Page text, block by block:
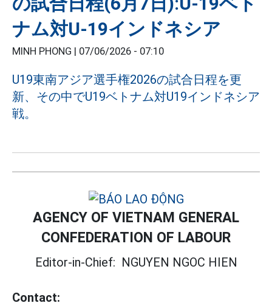
ナム対U-19インドネシア
MINH PHONG | 07/06/2026 - 07:10
U19東南アジア選手権2026の試合日程を更
新、その中でU19ベトナム対U19インドネシア
戦。
AGENCY OF VIETNAM GENERAL
CONFEDERATION OF LABOUR
Editor-in-Chief: NGUYEN NGOC HIEN
Contact: